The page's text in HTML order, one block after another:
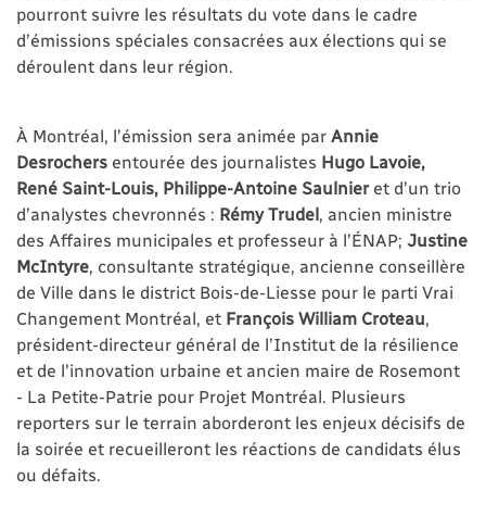
pourront suivre les résultats du vote dans le cadre
d’émissions spéciales consacrées aux élections qui se
déroulent dans leur région.
À Montréal, l’émission sera animée par Annie
Desrochers entourée des journalistes Hugo Lavoie,
René Saint-Louis, Philippe-Antoine Saulnieret d’un trio
d’analystes chevronnés : Rémy Trudel , ancien ministre
des Affaires municipales et professeur à l’ÉNAP; Justine
McIntyre , consultante stratégique, ancienne conseillère
de Ville dans le district Bois-de-Liesse pour le parti Vrai
Changement Montréal, et François William Croteau
président-directeur général de l’Institut de la résilience
et de l'innovation urbaine et ancien maire de Rosemont
- La Petite-Patrie pour Projet Montréal. Plusieurs
reporters sur le terrain aborderont les enjeux décisifs de
la soirée et recueilleront les réactions de candidats élus
ou défaits.